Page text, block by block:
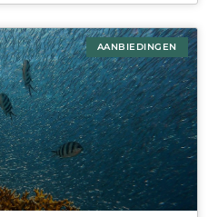
AANBIEDINGEN